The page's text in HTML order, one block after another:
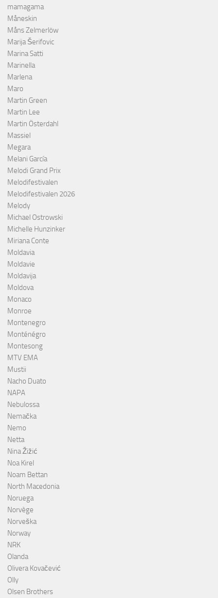
mamagama
Måneskin
Måns Zelmerlöw
Marija Šerifovic
Marina Satti
Marinella
Marlena
Maro
Martin Green
Martin Lee
Martin Österdahl
Massiel
Megara
Melani García
Melodi Grand Prix
Melodifestivalen
Melodifestivalen 2026
Melody
Michael Ostrowski
Michelle Hunzinker
Miriana Conte
Moldavia
Moldavie
Moldavija
Moldova
Monaco
Monroe
Montenegro
Monténégro
Montesong
MTV EMA
Mustii
Nacho Duato
NAPA
Nebulossa
Nemačka
Nemo
Netta
Nina Žižić
Noa Kirel
Noam Bettan
North Macedonia
Noruega
Norvège
Norveška
Norway
NRK
Olanda
Olivera Kovačević
Olly
Olsen Brothers